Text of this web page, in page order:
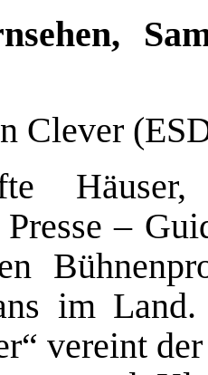
Clever
Presse –
im
vereint